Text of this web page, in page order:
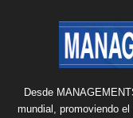
Desde
mundial, promoviendo